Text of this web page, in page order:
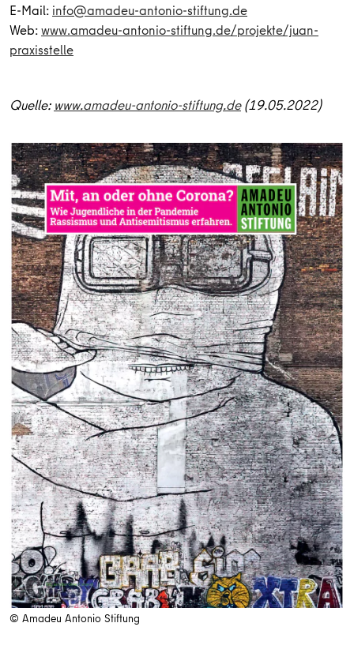
E-Mail: info@amadeu-antonio-stiftung.de
Web:www.amadeu-antonio-stiftung.de/projekte/juan-
praxisstelle
Quelle: www.amadeu-antonio-stiftung.de(19.05.2022)
© Amadeu Antonio Stiftung